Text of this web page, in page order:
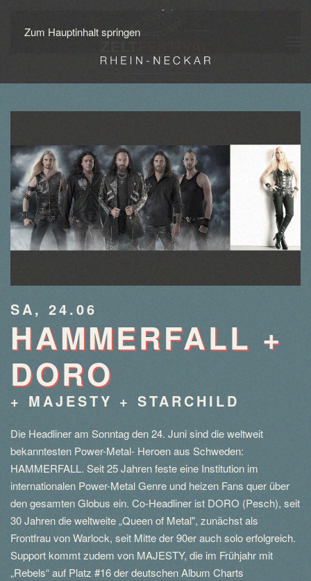
Zum Hauptinhalt springen
SA, 24.06
HAMMERFALL +
DORO
+ MAJESTY + STARCHILD
Die Headliner am Sonntag den 24. Juni sind die weltweit
bekanntesten Power-Metal- Heroen aus Schweden:
HAMMERFALL. Seit 25 Jahren feste eine Institution im
internationalen Power-Metal Genre und heizen Fans quer über
den gesamten Globus ein. Co-Headliner ist DORO (Pesch), seit
30 Jahren die weltweite „Queen of Metal", zunächst als
Frontfrau von Warlock, seit Mitte der 90er auch solo erfolgreich.
Support kommt zudem von MAJESTY, die im Frühjahr mit
„Rebels“ auf Platz #16 der deutschen Album Charts